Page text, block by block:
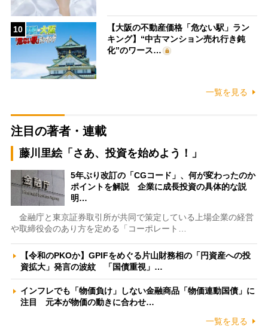
10
【大阪の不動産価格「危ない駅」ラン
キング】“中古マンション売れ行き鈍
化”のワース…
一覧を見る
注目の著者・連載
藤川里絵「さあ、投資を始めよう！」
5年ぶり改訂の「CGコード」、何が変わったのか
ポイントを解説 企業に成長投資の具体的な説
明…
金融庁と東京証券取引所が共同で策定している上場企業の経営
や取締役会のあり方を定める「コーポレート…
【令和のPKOか】GPIFをめぐる片山財務相の「円資産への投
資拡大」発言の波紋 「国債重視」…
インフレでも「物価負け」しない金融商品「物価連動国債」に
注目 元本が物価の動きに合わせ…
一覧を見る